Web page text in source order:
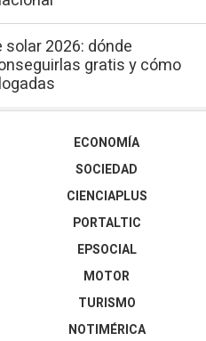
2026: dónde
gratis y cómo
ECONOMÍA
SOCIEDAD
CIENCIAPLUS
PORTALTIC
EPSOCIAL
MOTOR
TURISMO
NOTIMÉRICA